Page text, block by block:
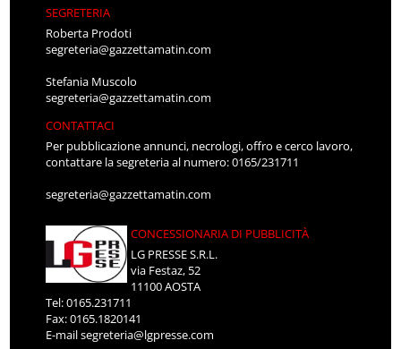
SEGRETERIA
Roberta Prodoti
segreteria@gazzettamatin.com
Stefania Muscolo
segreteria@gazzettamatin.com
CONTATTACI
Per pubblicazione annunci, necrologi, offro e cerco lavoro,
contattare la segreteria al numero: 0165/231711
segreteria@gazzettamatin.com
CONCESSIONARIA DI PUBBLICITÀ
LG PRESSE S.R.L.
via Festaz, 52
11100 AOSTA
Tel: 0165.231711
Fax: 0165.1820141
E-mailsegreteria@lgpresse.com